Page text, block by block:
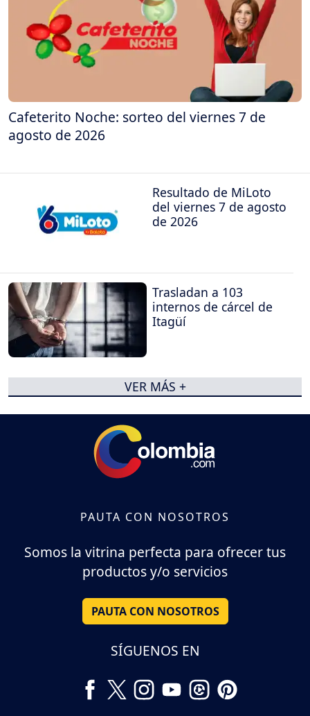
Cafeterito Noche: sorteo del viernes 7 de
agosto de 2026
Resultado de MiLoto
del viernes 7 de agosto
de 2026
Trasladan a 103
internos de cárcel de
Itagüí
VER MÁS +
PAUTA CON NOSOTROS
Somos la vitrina perfecta para ofrecer tus
productos y/o servicios
PAUTA CON NOSOTROS
SÍGUENOS EN